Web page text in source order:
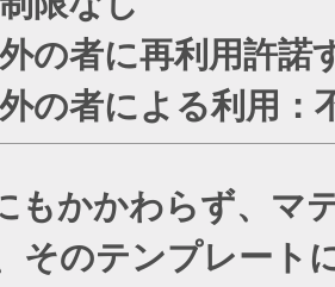
の者に再利用許諾
の者による利用：
かかわらず、マ
そのテンプレート